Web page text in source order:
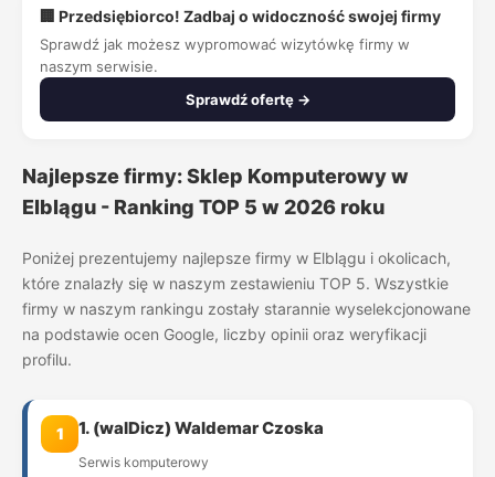
🏢 Przedsiębiorco! Zadbaj o widoczność swojej firmy
Sprawdź jak możesz wypromować wizytówkę firmy w
naszym serwisie.
Sprawdź ofertę →
Najlepsze firmy: Sklep Komputerowy w
Elblągu - Ranking TOP 5 w 2026 roku
Poniżej prezentujemy najlepsze firmy w Elblągu i okolicach,
które znalazły się w naszym zestawieniu TOP 5. Wszystkie
firmy w naszym rankingu zostały starannie wyselekcjonowane
na podstawie ocen Google, liczby opinii oraz weryfikacji
profilu.
1 1. (walDicz) Waldemar Czoska
Serwis komputerowy